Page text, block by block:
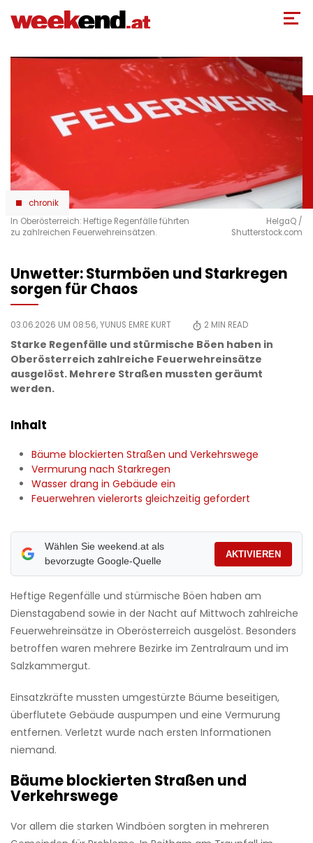
zum
chronik
In Oberösterreich: Heftige Regenfälle führten
zu zahlreichen Feuerwehreinsätzen.
HelgaQ /
Shutterstock.com
Unwetter: Sturmböen und Starkregen
sorgen für Chaos
03.06.2026 UM 08:56,YUNUS EMRE KURT 2 MIN READ
Starke Regenfälle und stürmische Böen haben in
Oberösterreich zahlreiche Feuerwehreinsätze
ausgelöst. Mehrere Straßen mussten geräumt
werden.
Inhalt
Bäume blockierten Straßen und Verkehrswege
Vermurung nach Starkregen
Wasser drang in Gebäude ein
Feuerwehren vielerorts gleichzeitig gefordert
Wählen Sie weekend.at als
bevorzugte Google-Quelle
AKTIVIEREN
Heftige Regenfälle und stürmische Böen haben am
Dienstagabend sowie in der Nacht auf Mittwoch zahlreiche
Feuerwehreinsätze in Oberösterreich ausgelöst. Besonders
betroffen waren mehrere Bezirke im Zentralraum und im
Salzkammergut.
Einsatzkräfte mussten umgestürzte Bäume beseitigen,
überflutete Gebäude auspumpen und eine Vermurung
entfernen. Verletzt wurde nach ersten Informationen
niemand.
Bäume blockierten Straßen und
Verkehrswege
Vor allem die starken Windböen sorgten in mehreren